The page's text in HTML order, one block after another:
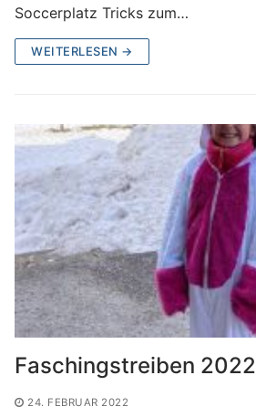
Soccerplatz Tricks zum…
WEITERLESEN →
Faschingstreiben 2022
24. FEBRUAR 2022